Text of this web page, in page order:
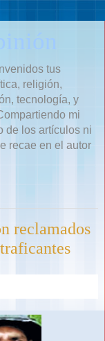
tus
religión,
tecnología, y
mi
de los artículos ni
recae en el autor
reclamados